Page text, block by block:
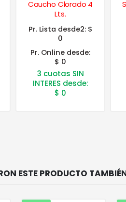
Sintética Mate 1 Lt.